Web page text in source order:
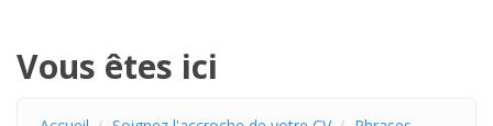
Vous êtes ici